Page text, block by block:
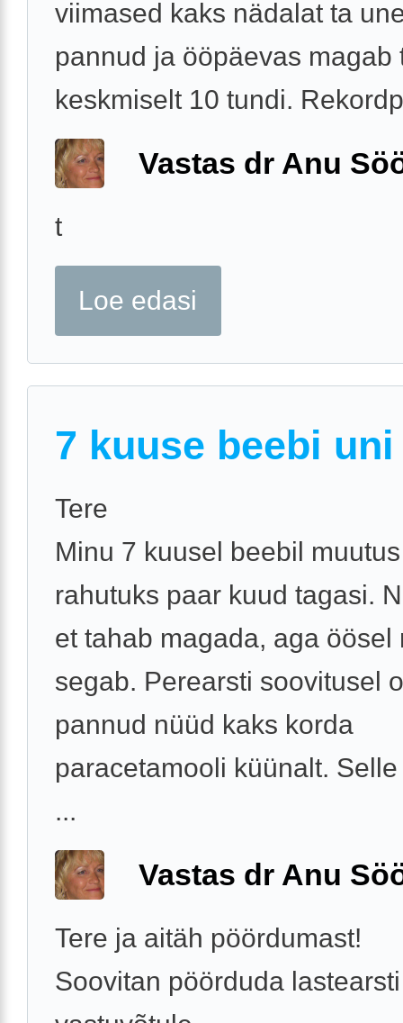
viimased kaks nädalat ta
pannud ja ööpäevas magab
keskmiselt 10 tundi.
Vastas dr Anu
t
Loe edasi
7 kuuse beebi uni
Tere
Minu 7 kuusel beebil
rahutuks paar kuud tagasi.
et tahab magada, aga öösel
segab. Perearsti soovitusel
pannud nüüd kaks korda
paracetamooli küünalt.
...
Vastas dr Anu
Tere ja aitäh pöördumast!
Soovitan pöörduda lastearsti